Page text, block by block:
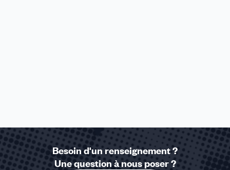
Besoin d'un renseignement ?
Une question à nous poser ?